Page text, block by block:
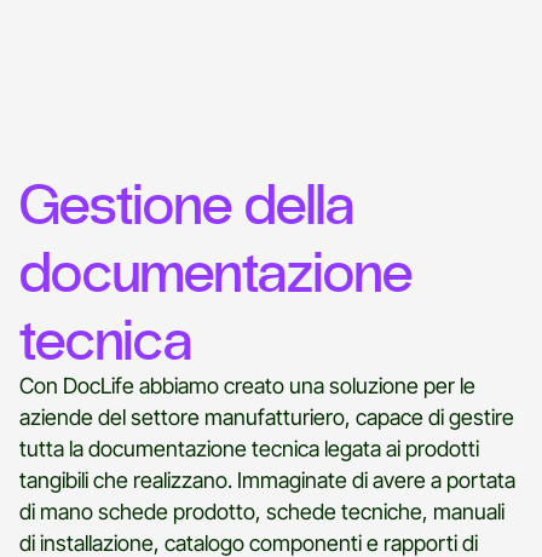
Gestione della
documentazione
tecnica
Con DocLife abbiamo creato una soluzione per le
aziende del settore manufatturiero, capace di gestire
tutta la documentazione tecnica legata ai prodotti
tangibili che realizzano. Immaginate di avere a portata
di mano schede prodotto, schede tecniche, manuali
di installazione, catalogo componenti e rapporti di